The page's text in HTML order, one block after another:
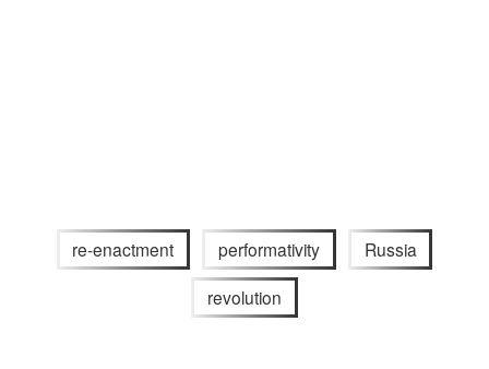
re-enactment performativity Russia
revolution